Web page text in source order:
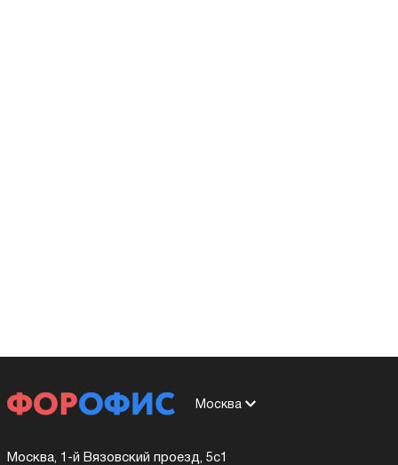
Москва
Москва, 1-й Вязовский проезд, 5с1